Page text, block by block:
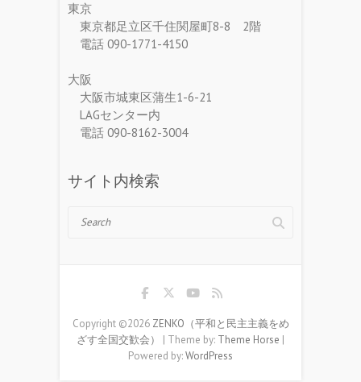
東京
東京都足立区千住関屋町8-8 2階
電話 090-1771-4150
大阪
大阪市城東区蒲生1-6-21
LAGセンター内
電話 090-8162-3004
サイト内検索
Search
Copyright ©2026 ZENKO（平和と民主主義をめ
ざす全国交歓会）
| Theme by: Theme Horse |
Powered by:WordPress